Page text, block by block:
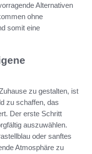
Alternativen
ohne
somit eine
zu gestalten, ist
zu schaffen, das
Der erste Schritt
auszuwählen.
oder sanftes
Atmosphäre zu